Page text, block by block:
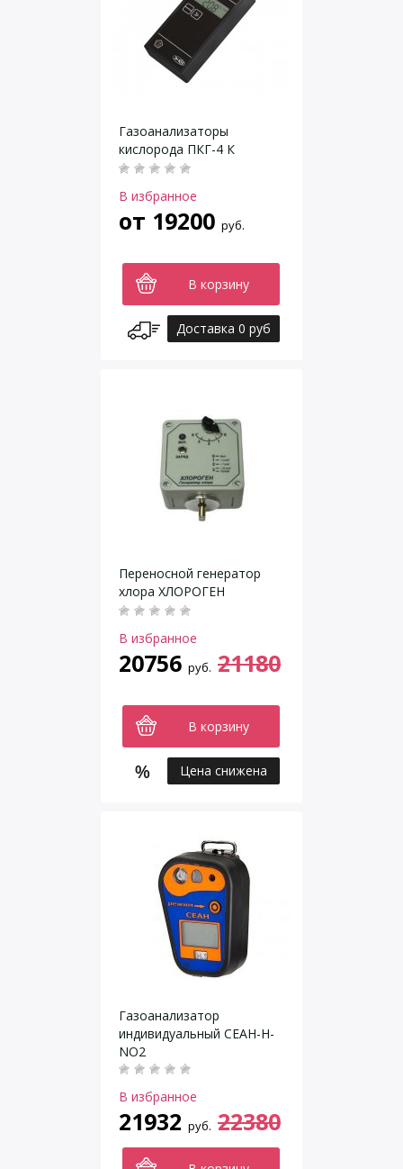
Газоанализаторы
кислорода ПКГ-4 К
В избранное
от 19200 руб.
В корзину
Доставка 0 руб
Переносной генератор
хлора ХЛОРОГЕН
В избранное
20756 руб. 21180
В корзину
Цена снижена
Газоанализатор
индивидуальный СЕАН-Н-
NO2
В избранное
21932 руб. 22380